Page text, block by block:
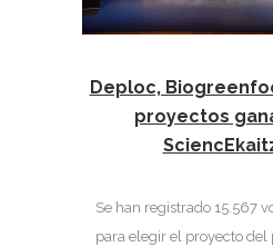
Deploc,
proyectos
Se han registrado 15.567
para elegir el proyecto del público